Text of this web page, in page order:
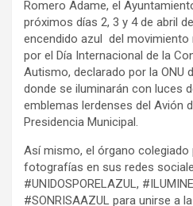
Romero Adame, el
próximos días 2, 3 y 4 de abril
encendido azul del movimiento
por el Día Internacional de la
Autismo, declarado por la ONU
donde se iluminarán con luces
emblemas lerdenses del Avión
Presidencia Municipal.
Así mismo, el órgano
fotografías en sus redes
#UNIDOSPORELAZUL,
#SONRISAAZUL para unirse a